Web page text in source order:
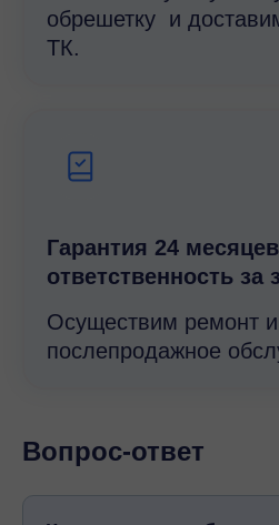
обрешетку и
ТК.
Гарантия 24
ответственность за
Осуществим ремонт и
послепродажное
Вопрос-ответ